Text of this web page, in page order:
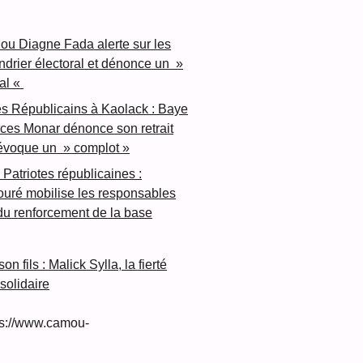
Diagne Fada alerte sur les
électoral et dénonce un »
«
Républicains à Kaolack : Baye
Monar dénonce son retrait
un » complot »
républicaines :
mobilise les responsables
renforcement de la base
fils : Malick Sylla, la fierté
www.camou-